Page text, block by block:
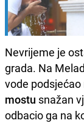
Nevrijeme je
grada. Na
vode
mostu snažan
odbacio ga na